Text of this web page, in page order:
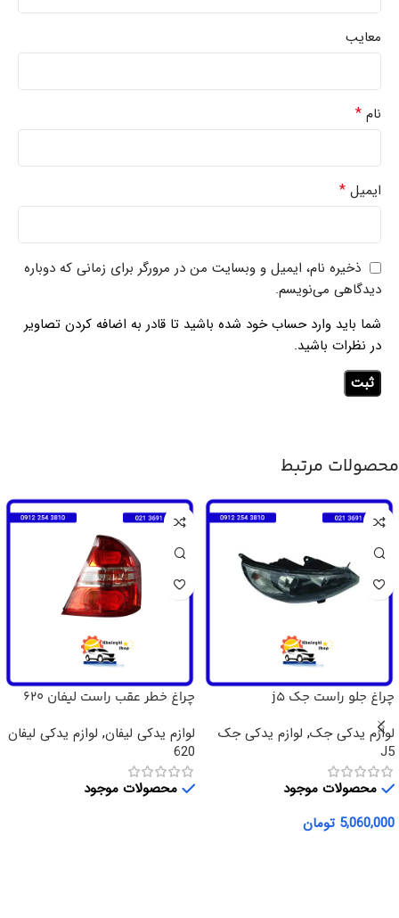
معایب
نام *
ایمیل *
ذخیره نام، ایمیل و وبسایت من در مرورگر برای زمانی که دوباره
دیدگاهی می‌نویسم.
شما باید وارد حساب خود شده باشید تا قادر به اضافه کردن تصاویر
در نظرات باشید.
محصولات مرتبط
چراغ جلو راست جک j5
لوازم یدکی جک, لوازم یدکی جک
J5
محصولات موجود
5,060,000 تومان
چراغ خطر عقب راست لیفان 620
لوازم یدکی لیفان, لوازم یدکی لیفان
620
محصولات موجود